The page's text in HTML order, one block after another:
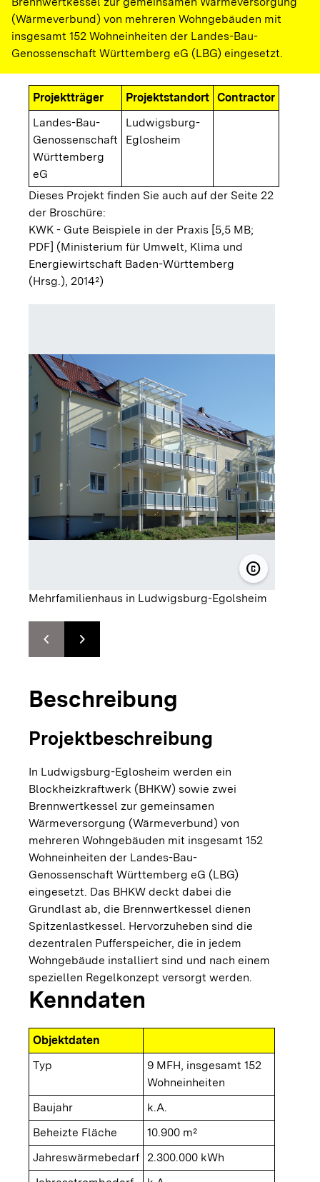
(Wärmeverbund) von mehreren Wohngebäuden mit
insgesamt 152 Wohneinheiten der Landes-Bau-
Genossenschaft Württemberg eG (LBG) eingesetzt.
Projektträger Projektstandort Contractor
Landes-Bau-
Genossenschaft
Württemberg
eG
Ludwigsburg-
Eglosheim
Dieses Projekt finden Sie auch auf der Seite 22
der Broschüre:
KWK - Gute Beispiele in der Praxis [5,5 MB;
PDF] (Ministerium für Umwelt, Klima und
Energiewirtschaft Baden-Württemberg
(Hrsg.), 2014²)
copyright© Landes-
Mehrfamilienhaus in Ludwigsburg-Egolsheim
chevron_leftZur vorhergehenden Folie springen
chevron_rightZur nächsten Folie springen
Beschreibung
Projektbeschreibung
In Ludwigsburg-Eglosheim werden ein
Blockheizkraftwerk (BHKW) sowie zwei
Brennwertkessel zur gemeinsamen
Wärmeversorgung (Wärmeverbund) von
mehreren Wohngebäuden mit insgesamt 152
Wohneinheiten der Landes-Bau-
Genossenschaft Württemberg eG (LBG)
eingesetzt. Das BHKW deckt dabei die
Grundlast ab, die Brennwertkessel dienen
Spitzenlastkessel. Hervorzuheben sind die
dezentralen Pufferspeicher, die in jedem
Wohngebäude installiert sind und nach einem
speziellen Regelkonzept versorgt werden.
Kenndaten
Objektdaten
Typ
9 MFH, insgesamt 152
Wohneinheiten
Baujahr
k.A.
Beheizte Fläche
10.900 m²
Jahreswärmebedarf
2.300.000 kWh